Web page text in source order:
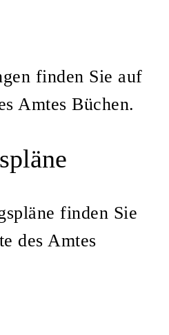
finden Sie auf
Amtes Büchen.
finden Sie
des Amtes